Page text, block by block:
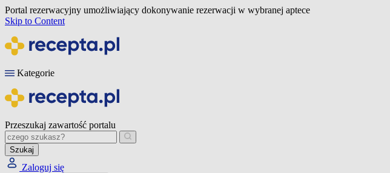
Portal rezerwacyjny umożliwiający dokonywanie rezerwacji w wybranej aptece
Skip to Content
Kategorie
Przeszukaj zawartość portalu
Szukaj
Zaloguj się